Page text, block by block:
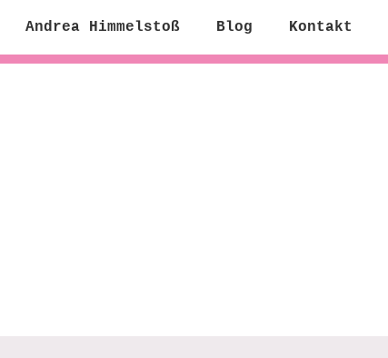
Andrea Himmelstoß Blog Kontakt